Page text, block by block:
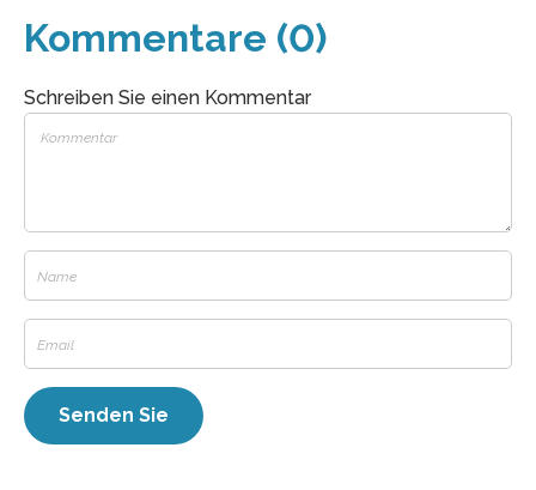
Kommentare (0)
Schreiben Sie einen Kommentar